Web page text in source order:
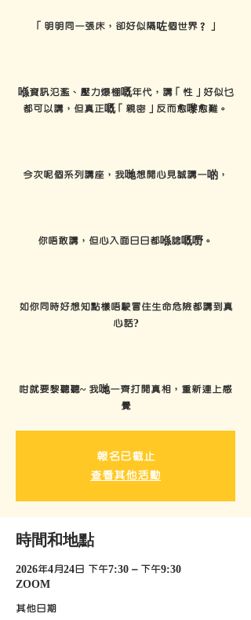
「明明同一張床，卻好似隔咗個世界？」
喺資訊氾濫、壓力爆棚嘅年代，講「性」好似乜
都可以講，但真正嘅「親密」反而愈嚟愈難。
今次呢個系列講座，我哋想開心見誠講一啲，
你唔敢講，但心入面日日都喺諗嘅嘢。
如你同時好想知點樣唔駛冒住生命危險都講到真
心話?
咁就要黎聽聽~ 我哋一齊打開真相，重新連上感
覺
報名已截止
查看其他活動
時間和地點
2026年4月24日 下午7:30 – 下午9:30
ZOOM
其他日期